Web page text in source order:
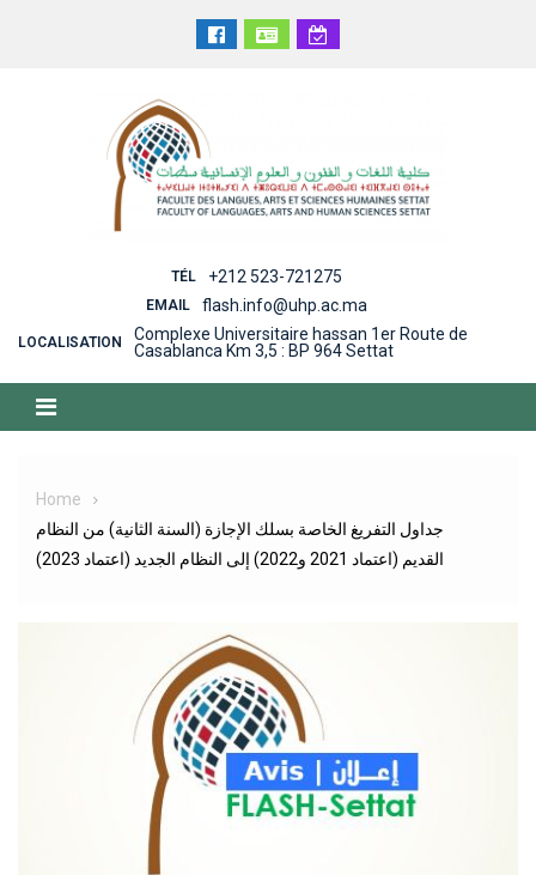
TÉL +212 523-721275
EMAIL flash.info@uhp.ac.ma
LOCALISATION
Complexe Universitaire hassan 1er Route de
Casablanca Km 3,5 : BP 964 Settat
Home
جداول التفريغ الخاصة بسلك الإجازة (السنة الثانية) من النظام
القديم (اعتماد 2021 و2022) إلى النظام الجديد (اعتماد 2023)